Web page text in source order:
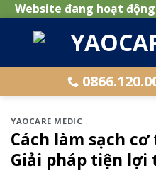
Website đang hoạt
YAOCARE MEDIC
Cách làm sạch
Giải pháp tiện